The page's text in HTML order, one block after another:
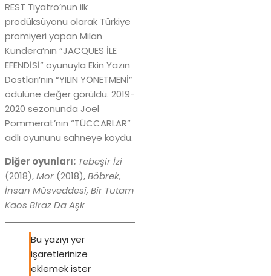
REST Tiyatro’nun ilk
prodüksüyonu olarak Türkiye
prömiyeri yapan Milan
Kundera’nın “JACQUES İLE
EFENDİSİ” oyunuyla Ekin Yazın
Dostları’nın “YILIN YÖNETMENİ”
ödülüne değer görüldü. 2019-
2020 sezonunda Joel
Pommerat’nın “TÜCCARLAR”
adlı oyununu sahneye koydu.
Diğer oyunları: Tebeşir İzi
(2018),Mor (2018),Böbrek,
İnsan Müsveddesi, Bir Tutam
Kaos Biraz Da Aşk
Bu yazıyı yer
işaretlerinize
eklemek ister